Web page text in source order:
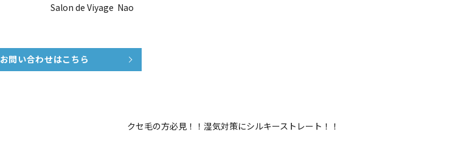
Salon de Viyage Nao
お問い合わせはこちら
クセ毛の方必見！！湿気対策にシルキーストレート！！